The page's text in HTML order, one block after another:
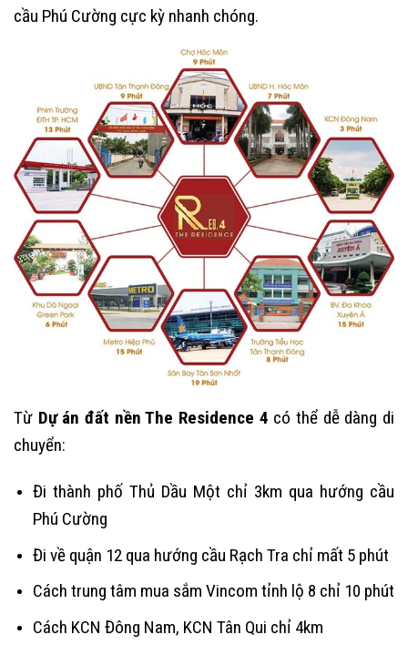
cầu Phú Cường cực kỳ nhanh chóng.
Từ Dự án đất nền The Residence 4 có thể dễ dàng di
chuyển:
Đi thành phố Thủ Dầu Một chỉ 3km qua hướng cầu
Phú Cường
Đi về quận 12 qua hướng cầu Rạch Tra chỉ mất 5 phút
Cách trung tâm mua sắm Vincom tỉnh lộ 8 chỉ 10 phút
Cách KCN Đông Nam, KCN Tân Qui chỉ 4km